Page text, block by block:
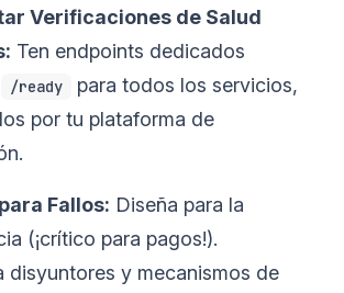
Verificaciones de Salud
Ten endpoints dedicados
/ready
para todos los servicios,
por tu plataforma de
Fallos: Diseña para la
(¡crítico para pagos!).
disyuntores y mecanismos de